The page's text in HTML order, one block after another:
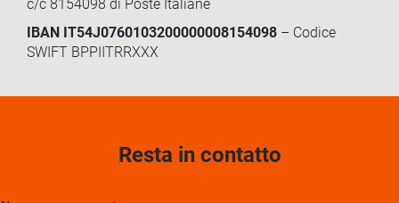
c/c 8154098 di Poste Italiane
IBAN IT54J0760103200000008154098 – Codice
SWIFT BPPIITRRXXX
Resta in contatto